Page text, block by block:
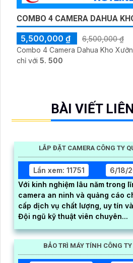
COMBO 4 CAMERA DAHUA
5,500,000 ₫
6,500,000 ₫
Combo 4 Camera Dahua Kho
chỉ với 5. 500
BÀI VIẾT
LẮP ĐẶT CAMERA CÔNG TY
Lần xem: 11751
6/18/
Với kinh nghiệm lâu năm trong
camera an ninh và quảng cáo
cấp dịch vụ chất lượng, uy tín
Đội ngũ kỹ thuật viên chuyên...
BẢO TRÌ MÁY TÍNH CÔNG